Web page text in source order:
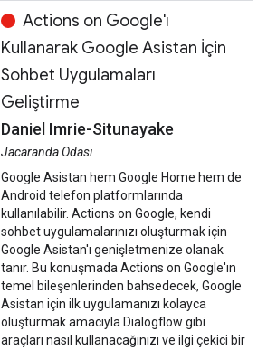
Actions on Google'ı
Kullanarak Google Asistan İçin
Sohbet Uygulamaları
Geliştirme
Daniel Imrie-Situnayake
Jacaranda Odası
Google Asistan hem Google Home hem de
Android telefon platformlarında
kullanılabilir. Actions on Google, kendi
sohbet uygulamalarınızı oluşturmak için
Google Asistan'ı genişletmenize olanak
tanır. Bu konuşmada Actions on Google'ın
temel bileşenlerinden bahsedecek, Google
Asistan için ilk uygulamanızı kolayca
oluşturmak amacıyla Dialogflow gibi
araçları nasıl kullanacağınızı ve ilgi çekici bir